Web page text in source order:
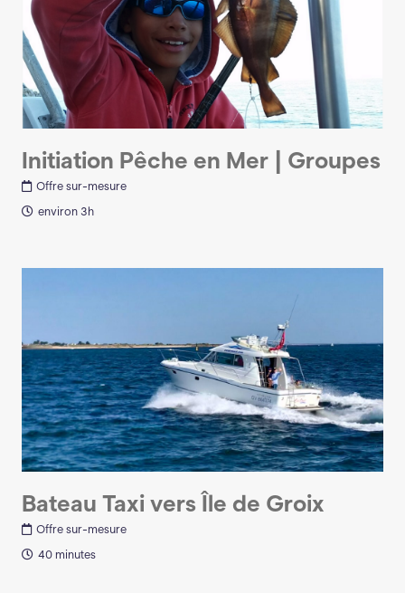
Initiation Pêche en Mer | Groupes
Offre sur-mesure
environ 3h
Bateau Taxi vers Île de Groix
Offre sur-mesure
40 minutes